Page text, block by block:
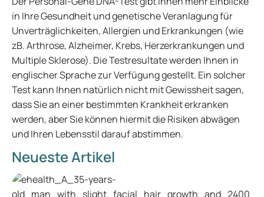
in Ihre Gesundheit und genetische Veranlagung für
Unverträglichkeiten, Allergien und Erkrankungen (wie
zB. Arthrose, Alzheimer, Krebs, Herzerkrankungen und
Multiple Sklerose). Die Testresultate werden Ihnen in
englischer Sprache zur Verfügung gestellt. Ein solcher
Test kann Ihnen natürlich nicht mit Gewissheit sagen,
dass Sie an einer bestimmten Krankheit erkranken
werden, aber Sie können hiermit die Risiken abwägen
und Ihren Lebensstil darauf abstimmen.
Neueste Artikel